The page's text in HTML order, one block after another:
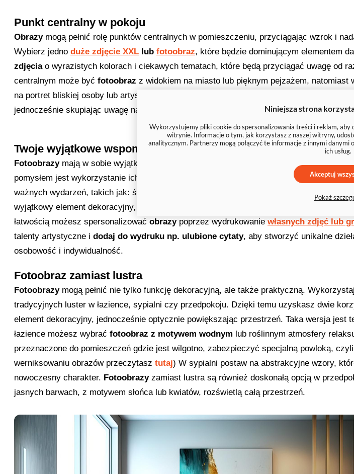
Punkt centralny w pokoju
Obrazy mogą pełnić rolę punktów centralnych w pomieszczeniu, przyciągając wzrok i
Wybierz jedno duże zdjęcie XXL lub fotoobraz, które będzie dominującym elementem
zdjęcia o wyrazistych kolorach i ciekawych tematach, które będą przyciągać uwagę od
centralnym może być fotoobraz z widokiem na miasto lub pięknym pejzażem, natomiast
na portret bliskiej osoby lub artystyczny obraz abstrakcyjny. Punkty centralne nadają
jednocześnie skupiając uwagę na konkretnym elemencie.
Twoje wyjątkowe wspomnienia
Fotoobrazy mają w sobie wyjątkową moc przypominania o ważnych chwilach i
pomysłem jest wykorzystanie ich do ukazania wyjątkowych wspomnień i osobistych
ważnych wydarzeń, takich jak: ślub, urodziny, czy podróże i zamień je w piękne
wyjątkowy element dekoracyjny, ale także doskonałe narzędzie do wzbudzania
łatwością możesz spersonalizować obrazy poprzez wydrukowanie własnych zdjęć lub
talenty artystyczne i dodaj do wydruku np. ulubione cytaty, aby stworzyć unikalne
osobowość i indywidualność.
Fotoobraz zamiast lustra
Fotoobrazy mogą pełnić nie tylko funkcję dekoracyjną, ale także praktyczną.
tradycyjnych luster w łazience, sypialni czy przedpokoju. Dzięki temu uzyskasz dwie
element dekoracyjny, jednocześnie optycznie powiększając przestrzeń. Taka wersja jest
łazience możesz wybrać fotoobraz z motywem wodnym lub roślinnym atmosfery
przeznaczone do pomieszczeń gdzie jest wilgotno, zabezpieczyć specjalną powloką, czyli
werniksowaniu obrazów przeczytasz tutaj) W sypialni postaw na abstrakcyjne wzory,
nowoczesny charakter. Fotoobrazy zamiast lustra są również doskonałą opcją w
jasnych barwach, z motywem słońca lub kwiatów, rozświetlą całą przestrzeń.
Niniejsza strona
Wykorzystujemy pliki cookie do spersonalizowania treści i reklam, aby
witrynie. Informacje o tym, jak korzystasz z naszej witryny,
analitycznym. Partnerzy mogą połączyć te informacje z innymi
ich usług.
Akceptuj
Pokaż